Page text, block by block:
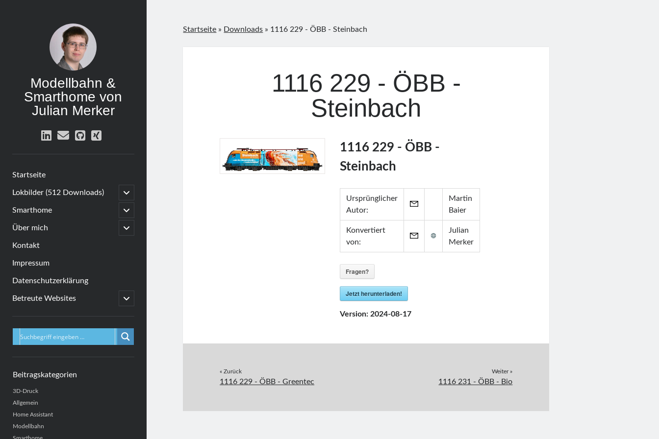
Modellbahn &
Smarthome von
Julian Merker
linkedin
emailgithub
xing
Startseite
Lokbilder (512 Downloads)
open
child
menu
Smarthome
open
child
menu
Über mich
open
child
Kontakt
Impressum
Datenschutzerklärung
Betreute Websites
open
child
Sidebar
Beitragskategorien
3D-Druck
Allgemein
Home Assistant
Modellbahn
Startseite » Downloads » 1116 229 - ÖBB - Steinbach
1116 229 - ÖBB -
Steinbach
1116 229 - ÖBB -
Steinbach
Ursprünglicher
Autor:
Martin
Baier
Konvertiert
von:
Julian
Merker
Fragen?
Jetzt herunterladen!
Version: 2024-08-17
« Zurück
1116 229 - ÖBB - Greentec
Weiter »
1116 231 - ÖBB - Bio